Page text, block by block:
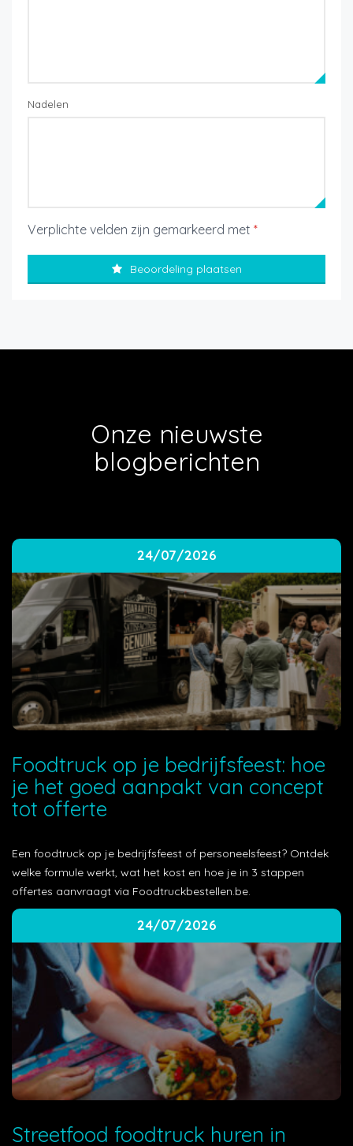
Nadelen
Verplichte velden zijn gemarkeerd met *
Beoordeling plaatsen
Onze nieuwste
blogberichten
24/07/2026
Foodtruck op je bedrijfsfeest: hoe
je het goed aanpakt van concept
tot offerte
Een foodtruck op je bedrijfsfeest of personeelsfeest? Ontdek
welke formule werkt, wat het kost en hoe je in 3 stappen
offertes aanvraagt via Foodtruckbestellen.be.
24/07/2026
Streetfood foodtruck huren in